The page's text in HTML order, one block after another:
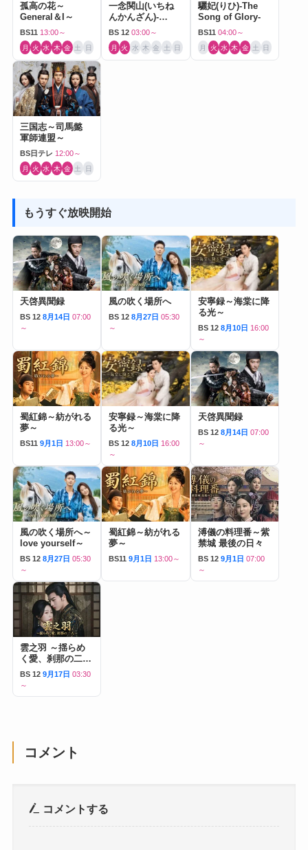
孤高の花～
General＆I～
BS11 13:00～
月 火 水 木 金 土 日
一念関山(いちね
んかんざん)-
Journey to Love-
BS 12 03:00～
月 火 水 木 金 土 日
驪妃(りひ)-The
Song of Glory-
BS11 04:00～
月 火 水 木 金 土 日
三国志～司馬懿
軍師連盟～
BS日テレ 12:00～
月 火 水 木 金 土 日
もうすぐ放映開始
天啓異聞録
BS 12 8月14日 07:00
～
風の吹く場所へ
BS 12 8月27日 05:30
～
安寧録～海棠に降
る光～
BS 12 8月10日 16:00
～
蜀紅錦～紡がれる
夢～
BS11 9月1日 13:00～
安寧録～海棠に降
る光～
BS 12 8月10日 16:00
～
天啓異聞録
BS 12 8月14日 07:00
～
風の吹く場所へ～
love yourself～
BS 12 8月27日 05:30
～
蜀紅錦～紡がれる
夢～
BS11 9月1日 13:00～
溥儀の料理番～紫
禁城 最後の日々
BS 12 9月1日 07:00
～
雲之羽 ～揺らめ
く愛、刹那の二人
～
BS 12 9月17日 03:30
～
コメント
コメントする